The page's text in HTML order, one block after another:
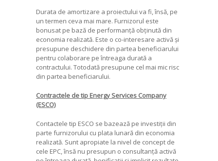
Durata de amortizare a proiectului va fi, însă, pe
un termen ceva mai mare. Furnizorul este
bonusat pe bază de performanță obținută din
economia realizată. Este o co-interesare activă și
presupune deschidere din partea beneficiarului
pentru colaborare pe întreaga durată a
contractului. Totodată presupune cel mai mic risc
din partea beneficiarului.
Contractele de tip Energy Services Company
(ESCO)
Contactele tip ESCO se bazează pe investiții din
parte furnizorului cu plata lunară din economia
realizată. Sunt apropiate la nivel de concept de
cele EPC, însă nu presupun o consultanță activă